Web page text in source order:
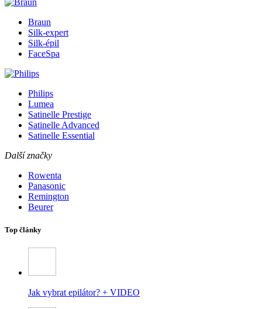
Braun
Silk-expert
Silk-épil
FaceSpa
Philips
Lumea
Satinelle Prestige
Satinelle Advanced
Satinelle Essential
Další značky
Rowenta
Panasonic
Remington
Beurer
Top články
Jak vybrat epilátor? + VIDEO